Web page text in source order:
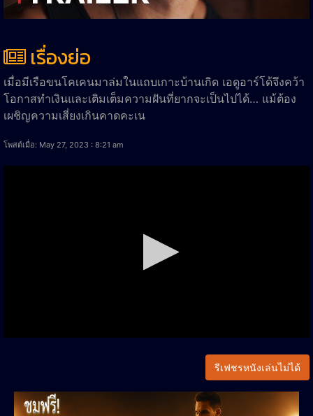
เรื่องย่อ
เมื่อมีเรือขนโคเคนมาล่มในแถบเกาะบ้านเกิด เอดูอาร์โด้จึงคว้า
โอกาสทำเงินและเติมเต็มความฝันที่ยากจะเป็นไปได้… แม้ต้อง
เผชิญความเสี่ยงเกินคาดคะเน
โพสต์เมื่อ: May 27, 2023 : 8:21 am
รีเฟชรหนังเล่นไม่ได้